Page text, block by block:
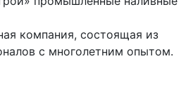
компания, состоящая из
с многолетним опытом.